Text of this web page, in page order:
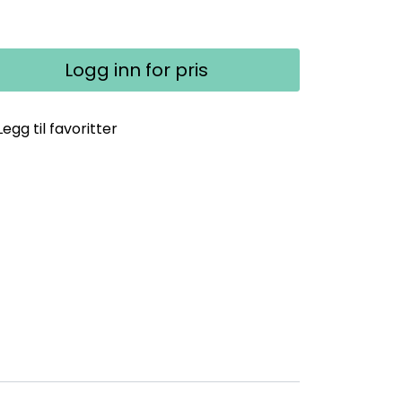
Logg inn for pris
til favoritter